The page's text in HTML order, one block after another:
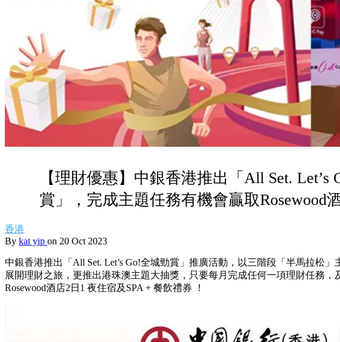
【理財優惠】中銀香港推出「All Set. Let’s
賞」，完成主題任務有機會贏取Rosewood
香港
By kat yip on 20 Oct 2023
中銀香港推出「All Set. Let’s Go!全城勁賞」推廣活動，以三階段「半馬拉松
展開理財之旅，更推出港珠澳主題大抽獎，只要每月完成任何一項理財任務，
Rosewood酒店2日1 夜住宿及SPA + 餐飲禮券 ！